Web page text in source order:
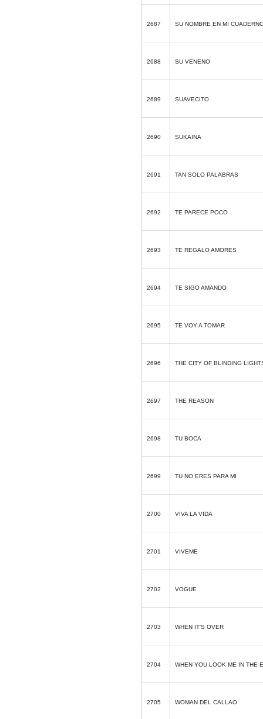
2687 SU NOMBRE EN MI
2688 SU VENENO
2689 SUAVECITO
2690 SUKAINA
2691 TAN SOLO PALABRAS
2692 TE PARECE POCO
2693 TE REGALO AMORES
2694 TE SIGO AMANDO
2695 TE VOY A TOMAR
2696 THE CITY OF BLINDING
2697 THE REASON
2698 TU BOCA
2699 TU NO ERES PARA MI
2700 VIVA LA VIDA
2701 VIVEME
2702 VOGUE
2703 WHEN IT'S OVER
2704 WHEN YOU LOOK ME IN THE
2705 WOMAN DEL CALLAO